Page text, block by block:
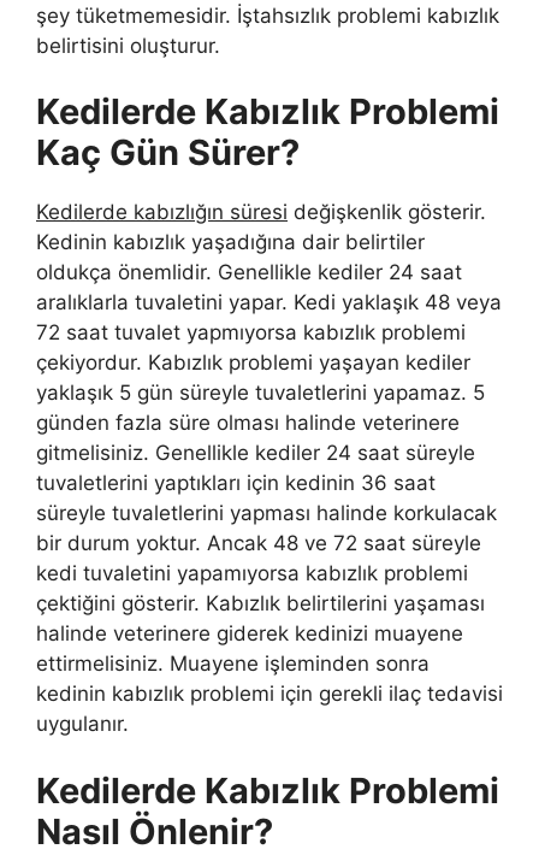
şey tüketmemesidir. İştahsızlık problemi kabızlık
belirtisini oluşturur.
Kedilerde Kabızlık Problemi
Kaç Gün Sürer?
Kedilerde kabızlığın süresi değişkenlik gösterir.
Kedinin kabızlık yaşadığına dair belirtiler
oldukça önemlidir. Genellikle kediler 24 saat
aralıklarla tuvaletini yapar. Kedi yaklaşık 48 veya
72 saat tuvalet yapmıyorsa kabızlık problemi
çekiyordur. Kabızlık problemi yaşayan kediler
yaklaşık 5 gün süreyle tuvaletlerini yapamaz. 5
günden fazla süre olması halinde veterinere
gitmelisiniz. Genellikle kediler 24 saat süreyle
tuvaletlerini yaptıkları için kedinin 36 saat
süreyle tuvaletlerini yapması halinde korkulacak
bir durum yoktur. Ancak 48 ve 72 saat süreyle
kedi tuvaletini yapamıyorsa kabızlık problemi
çektiğini gösterir. Kabızlık belirtilerini yaşaması
halinde veterinere giderek kedinizi muayene
ettirmelisiniz. Muayene işleminden sonra
kedinin kabızlık problemi için gerekli ilaç tedavisi
uygulanır.
Kedilerde Kabızlık Problemi
Nasıl Önlenir?